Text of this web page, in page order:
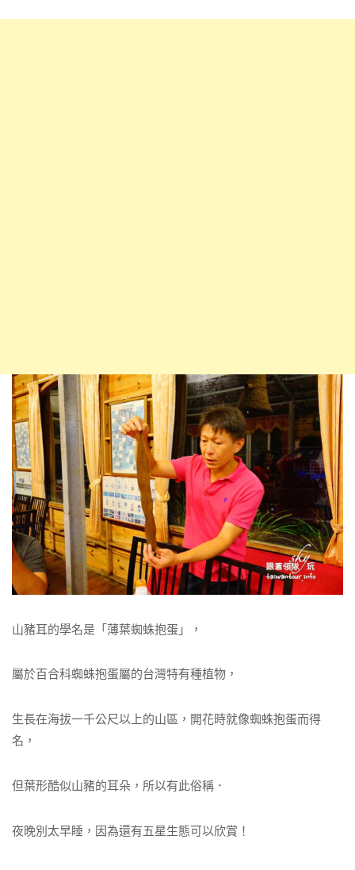
山豬耳的學名是「薄葉蜘蛛抱蛋」，
屬於百合科蜘蛛抱蛋屬的台灣特有種植物，
生長在海拔一千公尺以上的山區，開花時就像蜘蛛抱蛋而得
名，
但葉形酷似山豬的耳朵，所以有此俗稱．
夜晚別太早睡，因為還有五星生態可以欣賞！